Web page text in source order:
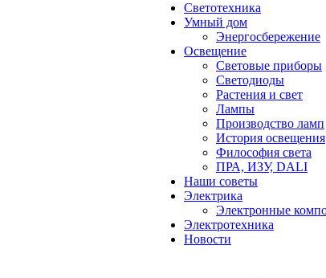
Светотехника
Умный дом
Энергосбережение
Освещение
Световые приборы
Светодиоды
Растения и свет
Лампы
Производство ламп
История освещения
Философия света
ПРА, ИЗУ, DALI
Наши советы
Электрика
Электронные
Электротехника
Новости